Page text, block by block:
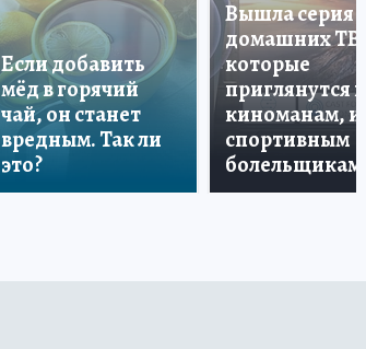
Если добавить
мёд в горячий
чай, он станет
вредным. Так ли
это?
Вышла серия
домашних ТВ,
которые
приглянутся и
киноманам, и
спортивным
болельщикам